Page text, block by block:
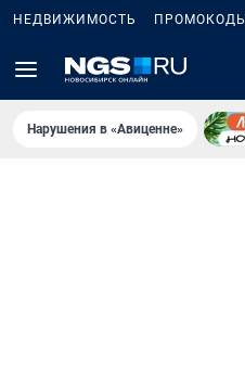
НЕДВИЖИМОСТЬ ПРОМОКОДЫ
Нарушения в «Авиценне»